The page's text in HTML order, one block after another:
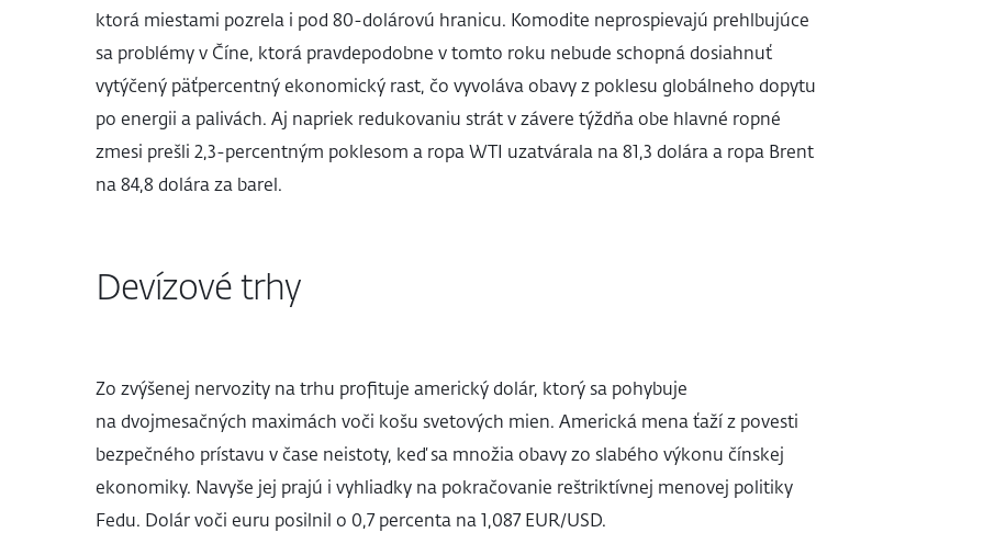
ktorá miestami pozrela i pod 80-dolárovú hranicu. Komodite neprospievajú prehlbujúce
sa problémy v Číne, ktorá pravdepodobne v tomto roku nebude schopná dosiahnuť
vytýčený päťpercentný ekonomický rast, čo vyvoláva obavy z poklesu globálneho dopytu
po energii a palivách. Aj napriek redukovaniu strát v závere týždňa obe hlavné ropné
zmesi prešli 2,3-percentným poklesom a ropa WTI uzatvárala na 81,3 dolára a ropa Brent
na 84,8 dolára za barel.
Devízové trhy
Zo zvýšenej nervozity na trhu profituje americký dolár, ktorý sa pohybuje
na dvojmesačných maximách voči košu svetových mien. Americká mena ťaží z povesti
bezpečného prístavu v čase neistoty, keď sa množia obavy zo slabého výkonu čínskej
ekonomiky. Navyše jej prajú i vyhliadky na pokračovanie reštriktívnej menovej politiky
Fedu. Dolár voči euru posilnil o 0,7 percenta na 1,087 EUR/USD.